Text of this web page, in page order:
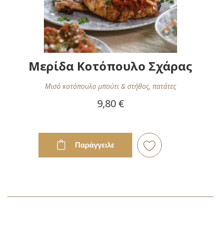
Μερίδα Κοτόπουλο Σχάρας
Μισό κοτόπουλο μπούτι & στήθος, πατάτες
9,80 €
Παράγγειλε
στη